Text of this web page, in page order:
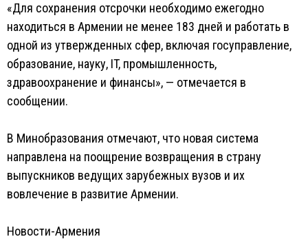
«Для сохранения отсрочки необходимо ежегодно
находиться в Армении не менее 183 дней и работать в
одной из утвержденных сфер, включая госуправление,
образование, науку, IT, промышленность,
здравоохранение и финансы», — отмечается в
сообщении.
В Минобразования отмечают, что новая система
направлена на поощрение возвращения в страну
выпускников ведущих зарубежных вузов и их
вовлечение в развитие Армении.
Новости-Армения